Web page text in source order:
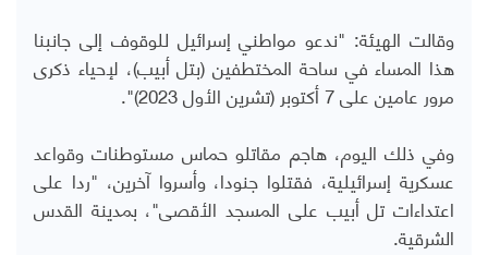
وقالت الهيئة: "ندعو مواطني إسرائيل للوقوف إلى جانبنا
هذا المساء في ساحة المختطفين (بتل أبيب)، لإحياء ذكرى
مرور عامين على 7 أكتوبر (تشرين الأول 2023)".
وفي ذلك اليوم، هاجم مقاتلو حماس مستوطنات وقواعد
عسكرية إسرائيلية، فقتلوا جنودا، وأسروا آخرين، "ردا على
اعتداءات تل أبيب على المسجد الأقصى"، بمدينة القدس
الشرقية.